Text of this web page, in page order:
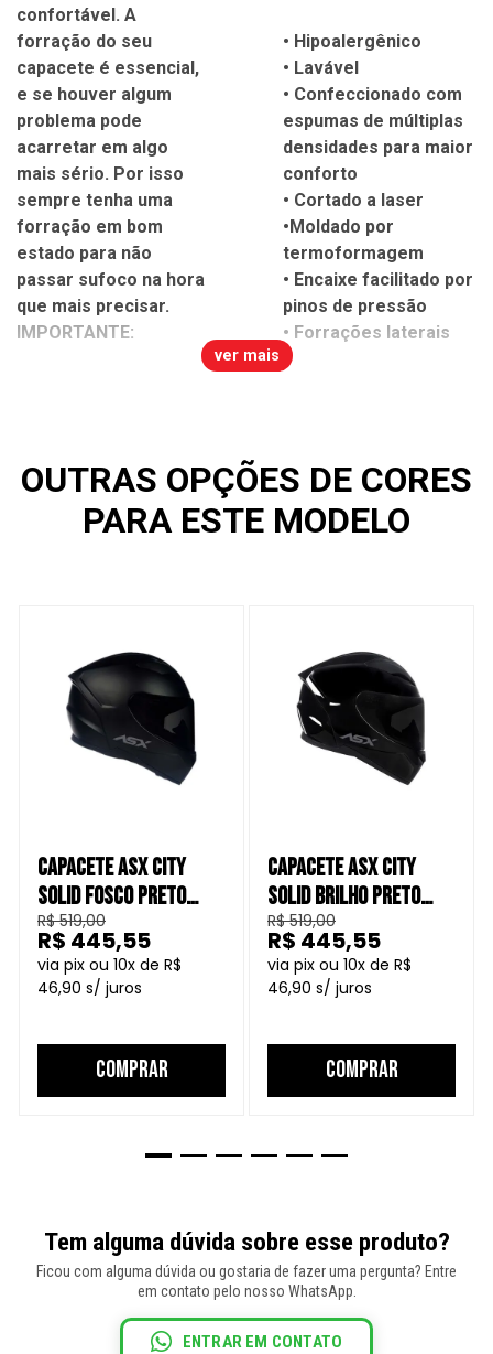
confortável. A
forração do seu
capacete é essencial,
e se houver algum
problema pode
acarretar em algo
mais sério. Por isso
sempre tenha uma
forração em bom
estado para não
passar sufoco na hora
que mais precisar.
IMPORTANTE:
• Hipoalergênico
• Lavável
• Confeccionado com
espumas de múltiplas
densidades para maior
conforto
• Cortado a laser
•Moldado por
termoformagem
• Encaixe facilitado por
pinos de pressão
• Forrações laterais
ver mais
OUTRAS OPÇÕES DE CORES
PARA ESTE MODELO
CAPACETE ASX CITY
SOLID FOSCO PRETO
GRAFITE
R$ 519,00
10
R$
46,90
R$ 445,55
COMPRAR
CAPACETE ASX CITY
SOLID BRILHO PRETO
GRAFITE
R$ 519,00
10
R$
46,90
R$ 445,55
COMPRAR
Tem alguma dúvida sobre esse produto?
Ficou com alguma dúvida ou gostaria de fazer uma pergunta? Entre
em contato pelo nosso WhatsApp.
ENTRAR EM CONTATO